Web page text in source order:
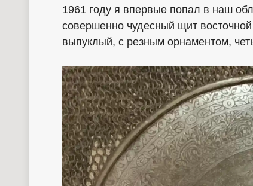
1961 году я впервые попал в наш
совершенно чудесный щит
выпуклый, с резным орнаментом,